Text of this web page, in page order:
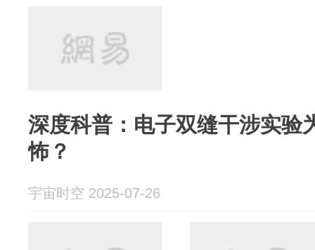
深度科普：电子双缝干涉实验
怖？
宇宙时空 2025-07-26